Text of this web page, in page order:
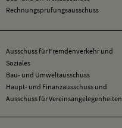
Rechnungsprüfungsausschuss
Ausschuss für Fremdenverkehr und
Soziales
Bau- und Umweltausschuss
Haupt- und Finanzausschuss und
Ausschuss für Vereinsangelegenheiten